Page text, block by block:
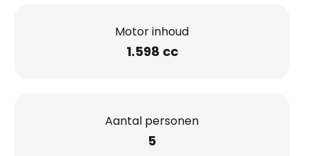
Motor inhoud
1.598 cc
Aantal personen
5